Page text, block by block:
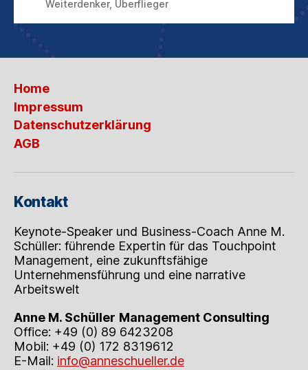
Weiterdenker, Überflieger
Home
Impressum
Datenschutzerklärung
AGB
Kontakt
Keynote-Speaker und Business-Coach Anne M.
Schüller: führende Expertin für das Touchpoint
Management, eine zukunftsfähige
Unternehmensführung und eine narrative
Arbeitswelt
Anne M. Schüller Management Consulting
Office: +49 (0) 89 6423208
Mobil: +49 (0) 172 8319612
E-Mail: info@anneschueller.de